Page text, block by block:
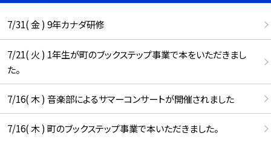
7/31( 金 ) 9年カナダ研修
7/21( 火 ) 1年生が町のブックステップ事業で本をいただきまし
た。
7/16( 木 ) 音楽部によるサマーコンサートが開催されました
7/16( 木 ) 町のブックステップ事業で本いただきました。